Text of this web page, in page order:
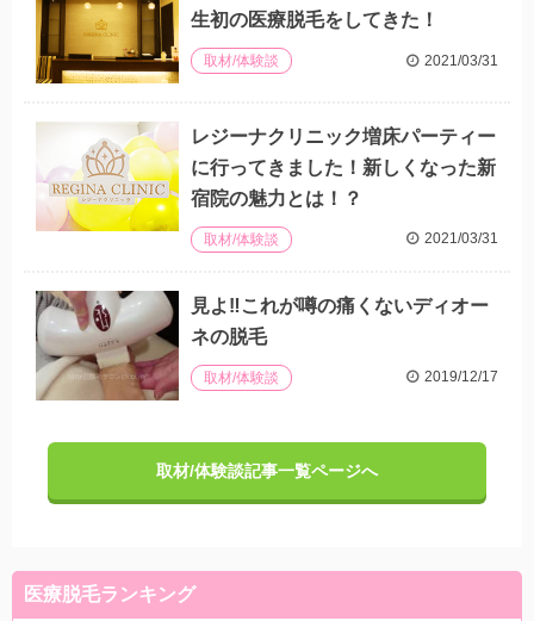
生初の医療脱毛をしてきた！
取材/体験談 2021/03/31
レジーナクリニック増床パーティー
に行ってきました！新しくなった新
宿院の魅力とは！？
取材/体験談 2021/03/31
見よ‼これが噂の痛くないディオー
ネの脱毛
取材/体験談 2019/12/17
取材/体験談記事一覧ページへ
医療脱毛ランキング